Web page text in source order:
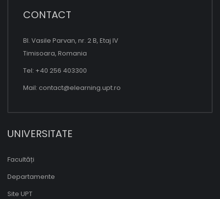
CONTACT
Bl. Vasile Parvan, nr. 2 B, Etaj IV
Timisoara, Romania
Tel: +40 256 403300
Mail: contact@elearning.upt.ro
UNIVERSITATE
Facultăți
Departamente
Site UPT